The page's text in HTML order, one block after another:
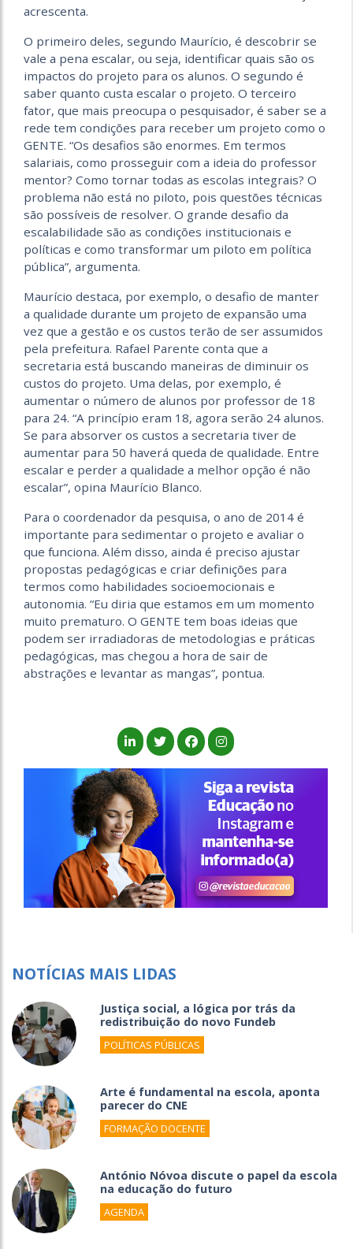
acrescenta.
O primeiro deles, segundo Maurício, é descobrir se
vale a pena escalar, ou seja, identificar quais são os
impactos do projeto para os alunos. O segundo é
saber quanto custa escalar o projeto. O terceiro
fator, que mais preocupa o pesquisador, é saber se a
rede tem condições para receber um projeto como o
GENTE. “Os desafios são enormes. Em termos
salariais, como prosseguir com a ideia do professor
mentor? Como tornar todas as escolas integrais? O
problema não está no piloto, pois questões técnicas
são possíveis de resolver. O grande desafio da
escalabilidade são as condições institucionais e
políticas e como transformar um piloto em política
pública”, argumenta.
Maurício destaca, por exemplo, o desafio de manter
a qualidade durante um projeto de expansão uma
vez que a gestão e os custos terão de ser assumidos
pela prefeitura. Rafael Parente conta que a
secretaria está buscando maneiras de diminuir os
custos do projeto. Uma delas, por exemplo, é
aumentar o número de alunos por professor de 18
para 24. “A princípio eram 18, agora serão 24 alunos.
Se para absorver os custos a secretaria tiver de
aumentar para 50 haverá queda de qualidade. Entre
escalar e perder a qualidade a melhor opção é não
escalar”, opina Maurício Blanco.
Para o coordenador da pesquisa, o ano de 2014 é
importante para sedimentar o projeto e avaliar o
que funciona. Além disso, ainda é preciso ajustar
propostas pedagógicas e criar definições para
termos como habilidades socioemocionais e
autonomia. “Eu diria que estamos em um momento
muito prematuro. O GENTE tem boas ideias que
podem ser irradiadoras de metodologias e práticas
pedagógicas, mas chegou a hora de sair de
abstrações e levantar as mangas”, pontua.
NOTÍCIAS MAIS LIDAS
Justiça social, a lógica por trás da
redistribuição do novo Fundeb
POLÍTICAS PÚBLICAS
Arte é fundamental na escola, aponta
parecer do CNE
FORMAÇÃO DOCENTE
António Nóvoa discute o papel da escola
na educação do futuro
AGENDA